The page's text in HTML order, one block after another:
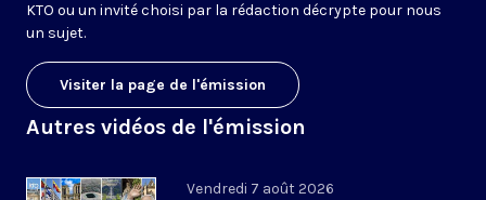
KTO ou un invité choisi par la rédaction décrypte pour nous
un sujet.
Visiter la page de l'émission
Autres vidéos de l'émission
Vendredi 7 août 2026